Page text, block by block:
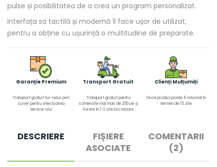
pulse și posibilitatea de a crea un program personalizat.
Interfața sa tactilă și modernă îl face ușor de utilizat,
pentru a obține cu ușurință o multitudine de preparate.
Garanție Premium
Transport gratuit tur-retur prin
curier pentru efectuarea
service-ului
Transport Gratuit
Transport gratuit pentru
comenzile mai mari de 250 Lei și
livrare în 1-2 zile lucrătoare
Clienți Mulțumiți
Orice produs poate fi returnat în
termen de 15 zile
DESCRIERE
FIȘIERE
ASOCIATE
COMENTARII
(2)